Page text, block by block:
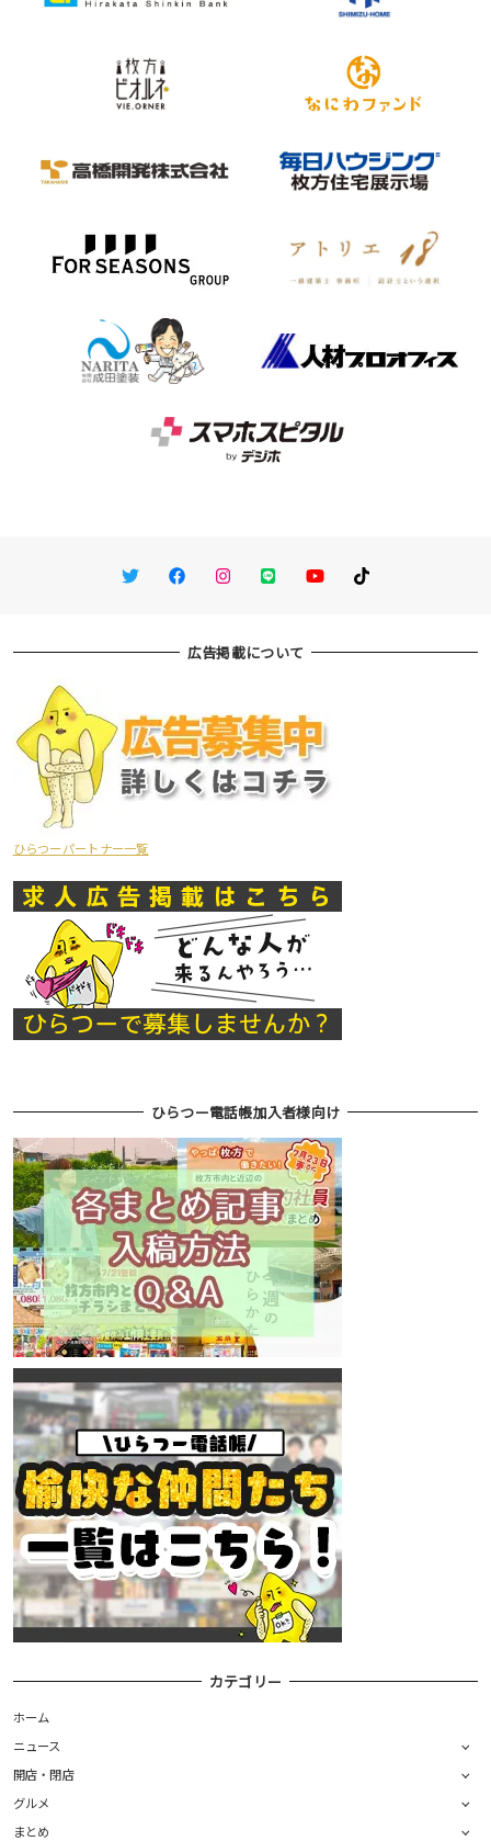
TwitterFacebookInstagram
LINE You TubeTikTok
広告掲載について
ひらつーパートナー一覧
ひらつー電話帳加入者様向け
カテゴリー
ホーム
ニュース
開店・閉店
グルメ
まとめ